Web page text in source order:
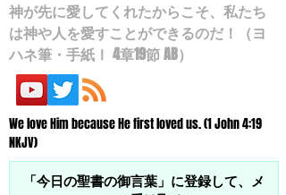
神が先に愛してくれたからこそ、私たち
は神や人を愛すことができるのだ！（ヨ
ハネ筆・手紙Ⅰ 4章19節 AB）
We love Him because He first loved us. (1 John 4:19
NKJV)
「今日の聖書の御言葉」に登録して、メ